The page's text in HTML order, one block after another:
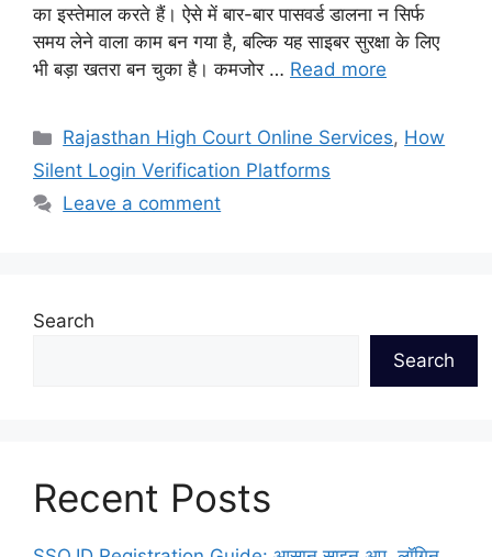
का इस्तेमाल करते हैं। ऐसे में बार-बार पासवर्ड डालना न सिर्फ
समय लेने वाला काम बन गया है, बल्कि यह साइबर सुरक्षा के लिए
भी बड़ा खतरा बन चुका है। कमजोर … Read more
Categories
Rajasthan High Court Online Services, How
Silent Login Verification Platforms
Leave a comment
Search
Search
Recent Posts